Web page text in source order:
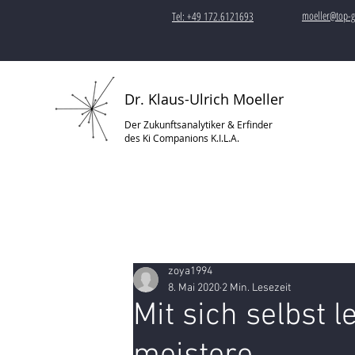
Tel: +49 172.6121693 moeller@top-
Dr. Klaus-Ulrich Moeller
Der Zukunftsanalytiker & Erfinder
des Ki Companions K.I.L.A.
Mit sich selbst
zoya1994
8. Mai 2020 2 Min. Lesezeit